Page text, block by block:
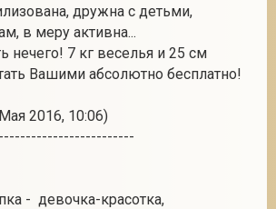
дружна с детьми,
в меру активна...
нечего! 7 кг веселья и 25 см
Вашими абсолютно бесплатно!
2016, 10:06)
- девочка-красотка,